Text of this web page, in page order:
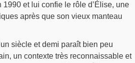
et lui confie le rôle d’Élise, une
après que son vieux manteau
siècle et demi paraît bien peu
un contexte très reconnaissable et